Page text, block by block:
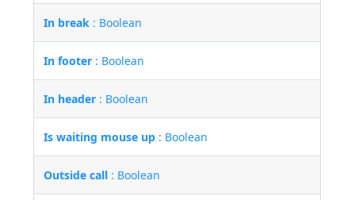
In break : Boolean
In footer : Boolean
In header : Boolean
Is waiting mouse up : Boolean
Outside call : Boolean